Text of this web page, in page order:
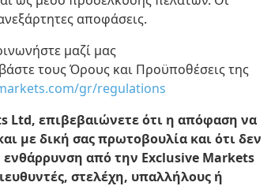
αποφάσεις.
μαζί μας
τους Όρους και Προϋποθέσεις της
gr/regulations
Ltd, επιβεβαιώνετε ότι η απόφαση να
με δική σας πρωτοβουλία και ότι δεν
ενθάρρυνση από την Exclusive Markets
στελέχη, υπαλλήλους ή